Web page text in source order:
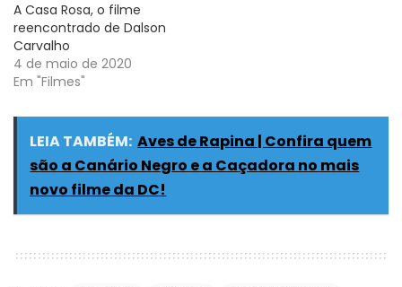
A Casa Rosa, o filme
reencontrado de Dalson
Carvalho
4 de maio de 2020
Em "Filmes"
LEIA TAMBÉM: Aves de Rapina | Confira quem
são a Canário Negro e a Caçadora no mais
novo filme da DC!